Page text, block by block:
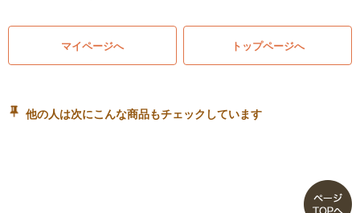
マイページへ トップページへ
他の人は次にこんな商品もチェックしています